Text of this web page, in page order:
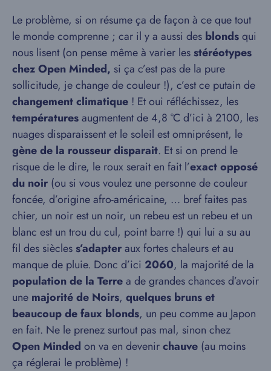
Le problème, si on résume ça de façon à ce que tout
le monde comprenne ; car il y a aussi des blondsqui
nous lisent (on pense même à varier lesstéréotypes
chez Open Minded, si ça c’est pas de la pure
sollicitude, je change de couleur !), c’est ce putain de
changement climatique ! Et oui réfléchissez, les
températuresaugmentent de 4,8 °C d’ici à 2100, les
nuages disparaissent et le soleil est omniprésent, le
gène de la rousseur disparait. Et si on prend le
risque de le dire, le roux serait en fait l’exact opposé
du noir (ou si vous voulez une personne de couleur
foncée, d’origine afro-américaine, … bref faites pas
chier, un noir est un noir, un rebeu est un rebeu et un
blanc est un trou du cul, point barre !) qui lui a su au
fil des siècless’adapteraux fortes chaleurs et au
manque de pluie. Donc d’ici 2060, la majorité de la
population de la Terrea de grandes chances d’avoir
une majorité de Noirs, quelques bruns et
beaucoup de faux blonds, un peu comme au Japon
en fait. Ne le prenez surtout pas mal, sinon chez
Open Minded on va en devenirchauve (au moins
ça réglerai le problème) !